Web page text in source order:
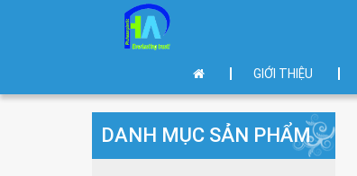
GIỚI THIỆU
DANH MỤC SẢN PHẨM